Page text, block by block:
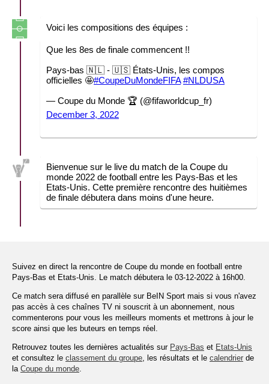
Voici les compositions des équipes :
Que les 8es de finale commencent !!
Pays-bas 🇳🇱 - 🇺🇸 États-Unis, les compos
officielles 🤩#CoupeDuMondeFIFA #NLDUSA
— Coupe du Monde 🏆 (@fifaworldcup_fr)
December 3, 2022
Bienvenue sur le live du match de la Coupe du
monde 2022 de football entre les Pays-Bas et les
Etats-Unis. Cette première rencontre des huitièmes
de finale débutera dans moins d'une heure.
Suivez en direct la rencontre de Coupe du monde en football entre
Pays-Bas et Etats-Unis. Le match débutera le 03-12-2022 à 16h00.
Ce match sera diffusé en parallèle sur BeIN Sport mais si vous n'avez
pas accès à ces chaînes TV ni souscrit à un abonnement, nous
commenterons pour vous les meilleurs moments et mettrons à jour le
score ainsi que les buteurs en temps réel.
Retrouvez toutes les dernières actualités sur Pays-Bas et Etats-Unis
et consultez le classement du groupe, les résultats et le calendrier de
la Coupe du monde.